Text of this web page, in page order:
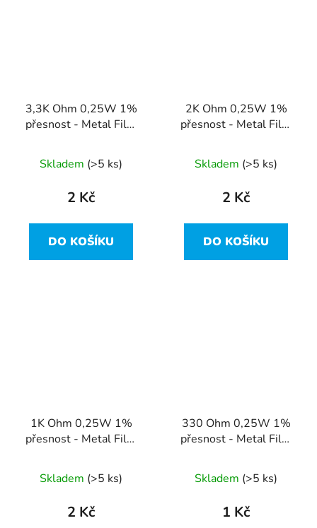
3,3K Ohm 0,25W 1%
přesnost - Metal Film
Skladem (>5 ks)
2 Kč
DO KOŠÍKU
2K Ohm 0,25W 1%
přesnost - Metal Film
Skladem (>5 ks)
2 Kč
DO KOŠÍKU
1K Ohm 0,25W 1%
přesnost - Metal Film
Skladem (>5 ks)
2 Kč
330 Ohm 0,25W 1%
přesnost - Metal Film
Skladem (>5 ks)
1 Kč